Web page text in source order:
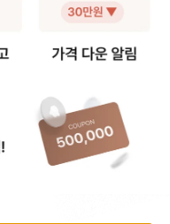
간격이 좁아져 손
로 착용하다가 불
많음 💁‍♀️ 길
1년 이내 무상 1회
비용 발생 · 소요
약 4주이나, 대부
는다는 후기가
인 체인은 돌려받을
이에요. 인기 모델인 빈티지 알함브
인의 길이는 42cm
연장을 하게 되면 42cm와 46cm
기간 - 구매 후 1년 이내, 최대 5c
m 범위 내에서 1회 무료 리사이징이
가능해요. - 평균 수선 소요 기간은
약 2주 정도 소요돼요. 🛍️ 서비스
수 방법 ✔️매장 방문 접수 제품 실물
하며 궁금할 수 있는 내용에 대한 밀
될 뿐만 아니라, 이동 과정마다 알림톡